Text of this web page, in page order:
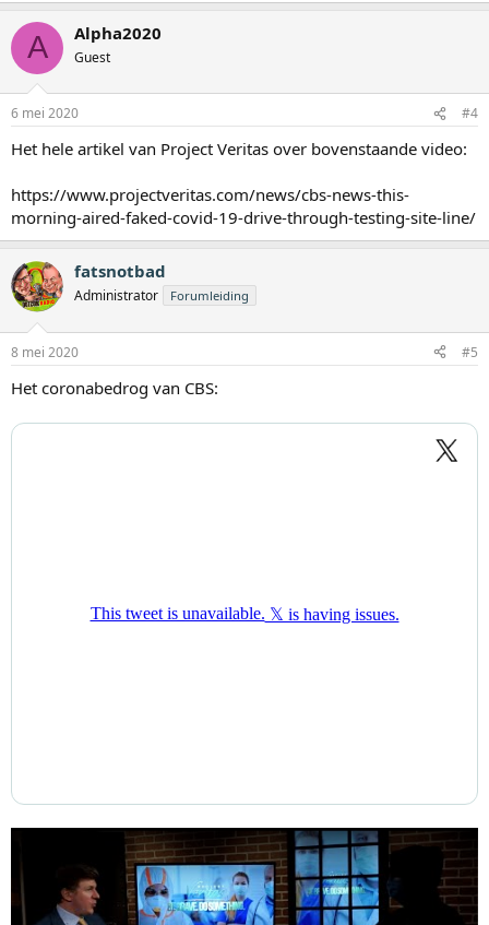
A Alpha2020
Guest
6 mei 2020 #4
Het hele artikel van Project Veritas over bovenstaande video:
https://www.projectveritas.com/news/cbs-news-this-
morning-aired-faked-covid-19-drive-through-testing-site-line/
fatsnotbad
Administrator Forumleiding
8 mei 2020 #5
Het coronabedrog van CBS: